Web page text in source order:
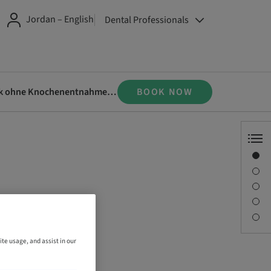
Jordan – English Dental Professionals
Der Einsatz von Allografts zur Kieferkammaugmentation: Ist die Schalentechnik ohne Knochenentnahme eine zuverlässige Alternative? BOOK NOW
usage, and assist in our